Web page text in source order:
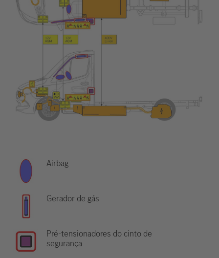
Airbag
Gerador de gás
Pré-tensionadores do cinto de
segurança